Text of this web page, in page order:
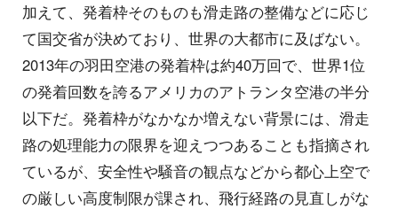
加えて、発着枠そのものも滑走路の整備などに応じ
て国交省が決めており、世界の大都市に及ばない。
2013年の羽田空港の発着枠は約40万回で、世界1位
の発着回数を誇るアメリカのアトランタ空港の半分
以下だ。発着枠がなかなか増えない背景には、滑走
路の処理能力の限界を迎えつつあることも指摘され
ているが、安全性や騒音の観点などから都心上空で
の厳しい高度制限が課され、飛行経路の見直しがな